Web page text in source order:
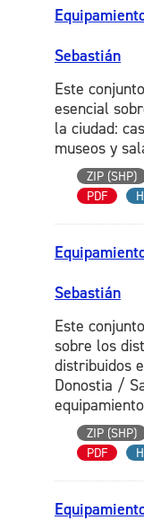
Sebastián
Este
esencial
la ciudad:
museos y
ZIP (SHP)
PDF
Sebastián
Este
sobre los
distribuidos
Donostia /
ZIP (SHP)
PDF